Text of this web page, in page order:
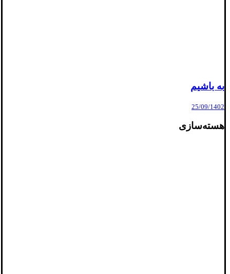
به باشیم
25/09/1402
هسته‌سازی